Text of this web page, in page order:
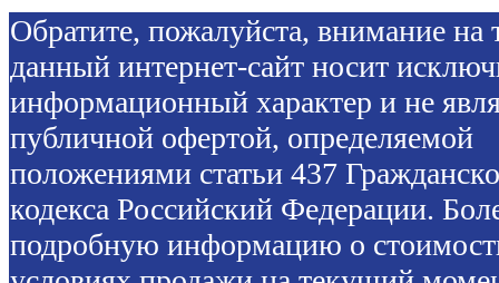
Обратите, пожалуйста, внимание на
данный интернет-сайт носит
информационный характер и не
публичной офертой, определяемой
положениями статьи 437
кодекса Российский Федерации.
подробную информацию о